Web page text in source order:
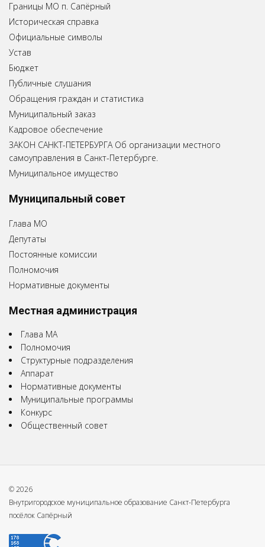
Границы МО п. Сапёрный
Историческая справка
Официальные символы
Устав
Бюджет
Публичные слушания
Обращения граждан и статистика
Муниципальный заказ
Кадровое обеспечение
ЗАКОН САНКТ-ПЕТЕРБУРГА Об организации местного
самоуправления в Санкт-Петербурге.
Муниципальное имущество
Муниципальный совет
Глава МО
Депутаты
Постоянные комиссии
Полномочия
Нормативные документы
Местная администрация
Глава МА
Полномочия
Структурные подразделения
Аппарат
Нормативные документы
Муниципальные программы
Конкурс
Общественный совет
© 2026
Внутригородское муниципальное образование Санкт-Петербурга
посёлок Сапёрный